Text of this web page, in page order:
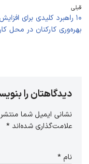
قبلی
۱۰ راهبرد کلیدی برای
بهره‌وری کارکنان در محل
دیدگاهتان را
نشانی ایمیل شما
علامت‌گذاری شده‌اند *
نام *